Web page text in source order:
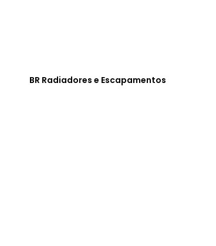
BR Radiadores e Escapamentos